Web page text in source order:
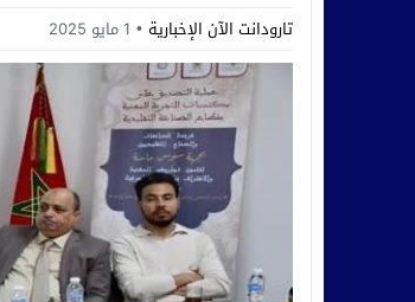
تارودانت الآن الإخبارية 1 مايو 2025